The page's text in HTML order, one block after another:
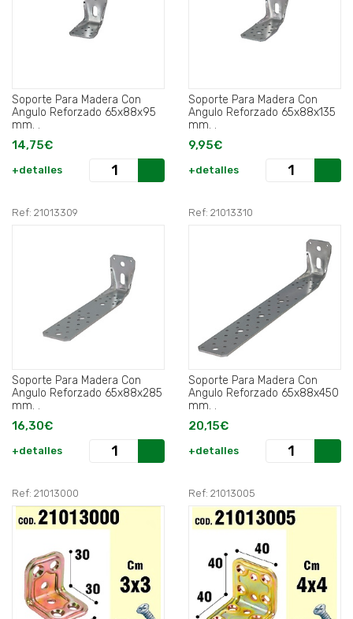
Soporte Para Madera Con
Angulo Reforzado 65x88x95
mm. .
14,75€
+detalles
Soporte Para Madera Con
Angulo Reforzado 65x88x135
mm. .
9,95€
+detalles
Ref: 21013309
Soporte Para Madera Con
Angulo Reforzado 65x88x285
mm. .
16,30€
+detalles
Ref: 21013310
Soporte Para Madera Con
Angulo Reforzado 65x88x450
mm. .
20,15€
+detalles
Ref: 21013000 Ref: 21013005